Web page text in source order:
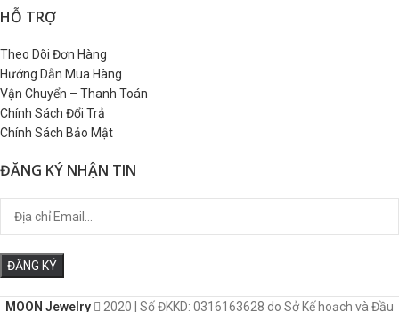
HỖ TRỢ
Theo Dõi Đơn Hàng
Hướng Dẫn Mua Hàng
Vận Chuyển – Thanh Toán
Chính Sách Đổi Trả
Chính Sách Bảo Mật
ĐĂNG KÝ NHẬN TIN
MOON Jewelry 2020 | Số ĐKKD: 0316163628 do Sở Kế hoạch và Đầu